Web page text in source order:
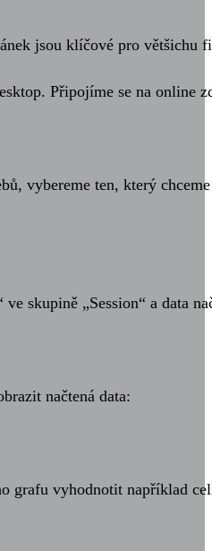
jsou klíčové pro většichu
Připojíme se na online
vybereme ten, který
skupině „Session“ a data
načtená data:
grafu vyhodnotit například